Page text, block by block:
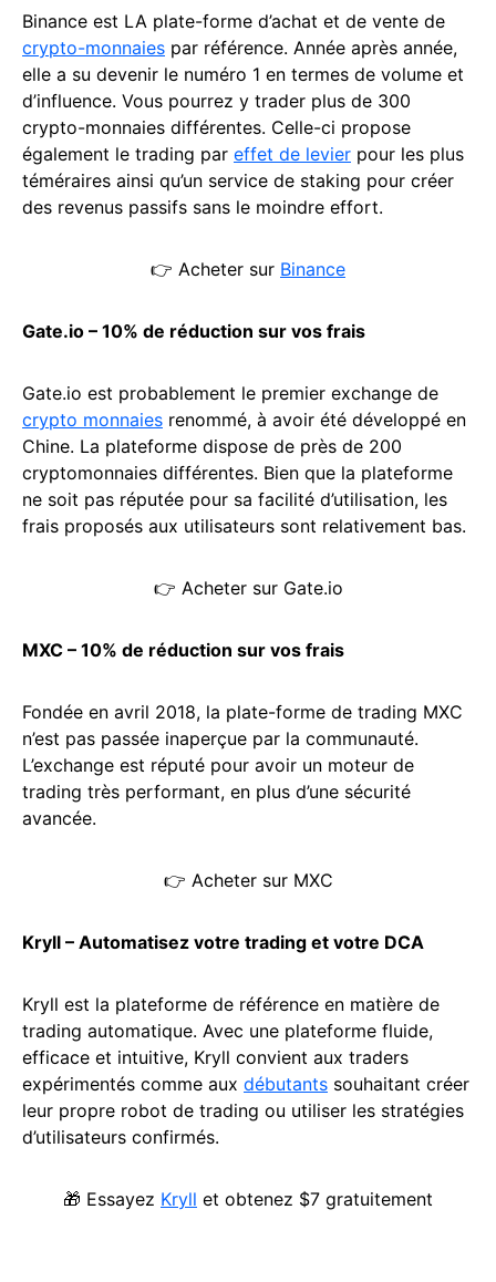
Binance est LA plate-forme d’achat et de vente de
crypto-monnaies par référence. Année après année,
elle a su devenir le numéro 1 en termes de volume et
d’influence. Vous pourrez y trader plus de 300
crypto-monnaies différentes. Celle-ci propose
également le trading par effet de levier pour les plus
téméraires ainsi qu’un service de staking pour créer
des revenus passifs sans le moindre effort.
👉 Acheter sur Binance
Gate.io – 10% de réduction sur vos frais
Gate.io est probablement le premier exchange de
crypto monnaies renommé, à avoir été développé en
Chine. La plateforme dispose de près de 200
cryptomonnaies différentes. Bien que la plateforme
ne soit pas réputée pour sa facilité d’utilisation, les
frais proposés aux utilisateurs sont relativement bas.
👉 Acheter sur Gate.io
MXC – 10% de réduction sur vos frais
Fondée en avril 2018, la plate-forme de trading MXC
n’est pas passée inaperçue par la communauté.
L’exchange est réputé pour avoir un moteur de
trading très performant, en plus d’une sécurité
avancée.
👉 Acheter sur MXC
Kryll – Automatisez votre trading et votre DCA
Kryll est la plateforme de référence en matière de
trading automatique. Avec une plateforme fluide,
efficace et intuitive, Kryll convient aux traders
expérimentés comme aux débutants souhaitant créer
leur propre robot de trading ou utiliser les stratégies
d’utilisateurs confirmés.
🎁 Essayez Kryll et obtenez $7 gratuitement